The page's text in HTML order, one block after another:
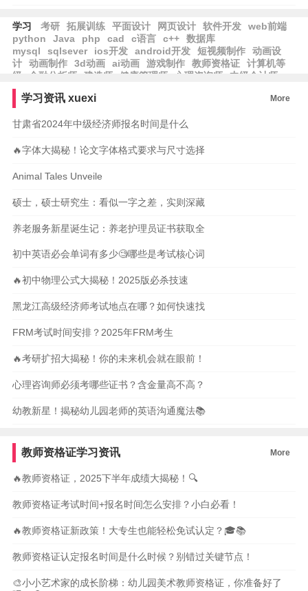
学习 考研 拓展训练 平面设计 网页设计 软件开发
web前端
python
Java php cad c语言 c++
数据库
mysql
sqlsever ios开发 android开发 短视频制作
动画设
计
动画制作 3d动画 ai动画 游戏制作 教师资格证
计算机等
级
金融分析师 建造师 健康管理师 心理咨询师 中级会计师
学习资讯 xuexi More
甘肃省2024年中级经济师报名时间是什么
🔥字体大揭秘！论文字体格式要求与尺寸选择
Animal Tales Unveile
硕士，硕士研究生：看似一字之差，实则深藏
养老服务新星诞生记：养老护理员证书获取全
初中英语必会单词有多少🧐哪些是考试核心词
🔥初中物理公式大揭秘！2025版必杀技速
黑龙江高级经济师考试地点在哪？如何快速找
FRM考试时间安排？2025年FRM考生
🔥考研扩招大揭秘！你的未来机会就在眼前！
心理咨询师必须考哪些证书？含金量高不高？
幼教新星！揭秘幼儿园老师的英语沟通魔法📚
教师资格证学习资讯 More
🔥教师资格证，2025下半年成绩大揭秘！🔍
教师资格证考试时间+报名时间怎么安排？小白必看！
🔥教师资格证新政策！大专生也能轻松免试认定？🎓📚
教师资格证认定报名时间是什么时候？别错过关键节点！
🎨小小艺术家的成长阶梯：幼儿园美术教师资格证，你准备好了